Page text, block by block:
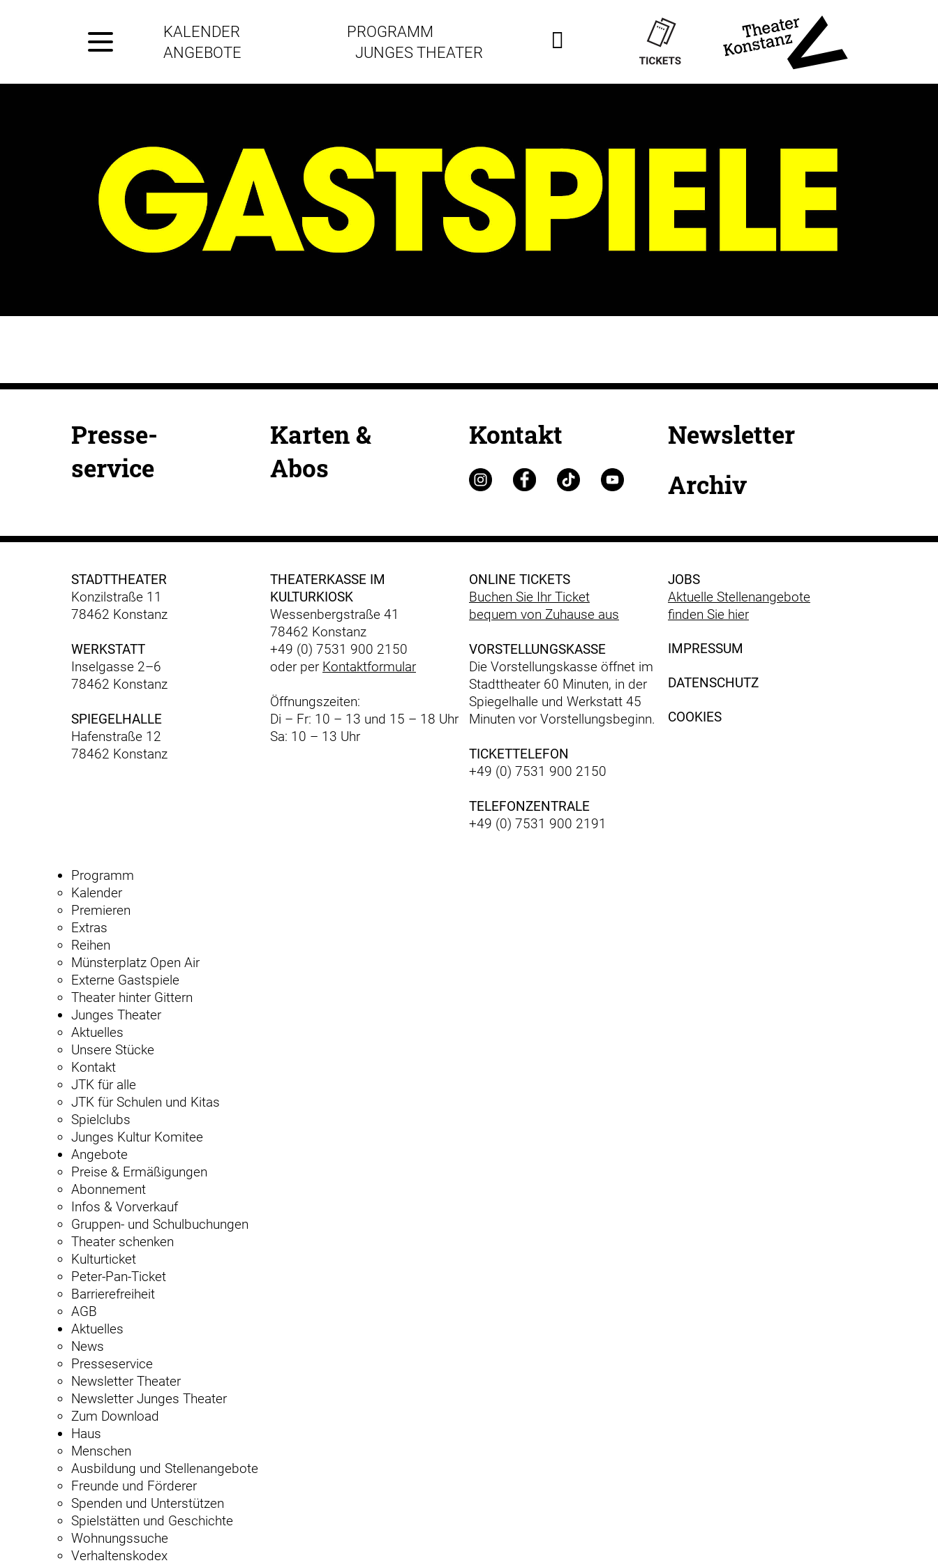
KALENDER
PROGRAMM
ANGEBOTE
JUNGES THEATER
Presse-
service
Karten &
Abos
Kontakt
Newsletter
Archiv
STADTTHEATER
Konzilstraße 11
78462 Konstanz
WERKSTATT
Inselgasse 2–6
78462 Konstanz
SPIEGELHALLE
Hafenstraße 12
78462 Konstanz
THEATERKASSE IM
KULTURKIOSK
Wessenbergstraße 41
78462 Konstanz
+49 (0) 7531 900 2150
oder per Kontaktformular
Öffnungszeiten:
Di – Fr: 10 – 13 und 15 – 18 Uhr
Sa: 10 – 13 Uhr
ONLINE TICKETS
Buchen Sie Ihr Ticket
bequem von Zuhause aus
VORSTELLUNGSKASSE
Die Vorstellungskasse öffnet im
Stadttheater 60 Minuten, in der
Spiegelhalle und Werkstatt 45
Minuten vor Vorstellungsbeginn.
TICKETTELEFON
+49 (0) 7531 900 2150
TELEFONZENTRALE
+49 (0) 7531 900 2191
JOBS
Aktuelle Stellenangebote
finden Sie hier
IMPRESSUM
DATENSCHUTZ
COOKIES
Programm
Kalender
Premieren
Extras
Reihen
Münsterplatz Open Air
Externe Gastspiele
Theater hinter Gittern
Junges Theater
Aktuelles
Unsere Stücke
Kontakt
JTK für alle
JTK für Schulen und Kitas
Spielclubs
Junges Kultur Komitee
Angebote
Preise & Ermäßigungen
Abonnement
Infos & Vorverkauf
Gruppen- und Schulbuchungen
Theater schenken
Kulturticket
Peter-Pan-Ticket
Barrierefreiheit
AGB
Aktuelles
News
Presseservice
Newsletter Theater
Newsletter Junges Theater
Zum Download
Haus
Menschen
Ausbildung und Stellenangebote
Freunde und Förderer
Spenden und Unterstützen
Spielstätten und Geschichte
Wohnungssuche
Verhaltenskodex